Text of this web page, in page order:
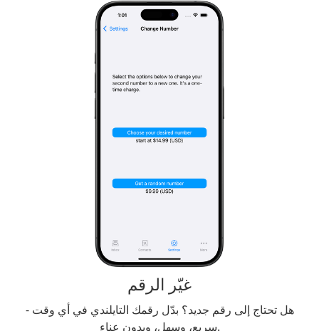
غيّر الرقم
هل تحتاج إلى رقم جديد؟ بدّل رقمك التايلندي في أي وقت -
سريع، وسهل، وبدون عناء.